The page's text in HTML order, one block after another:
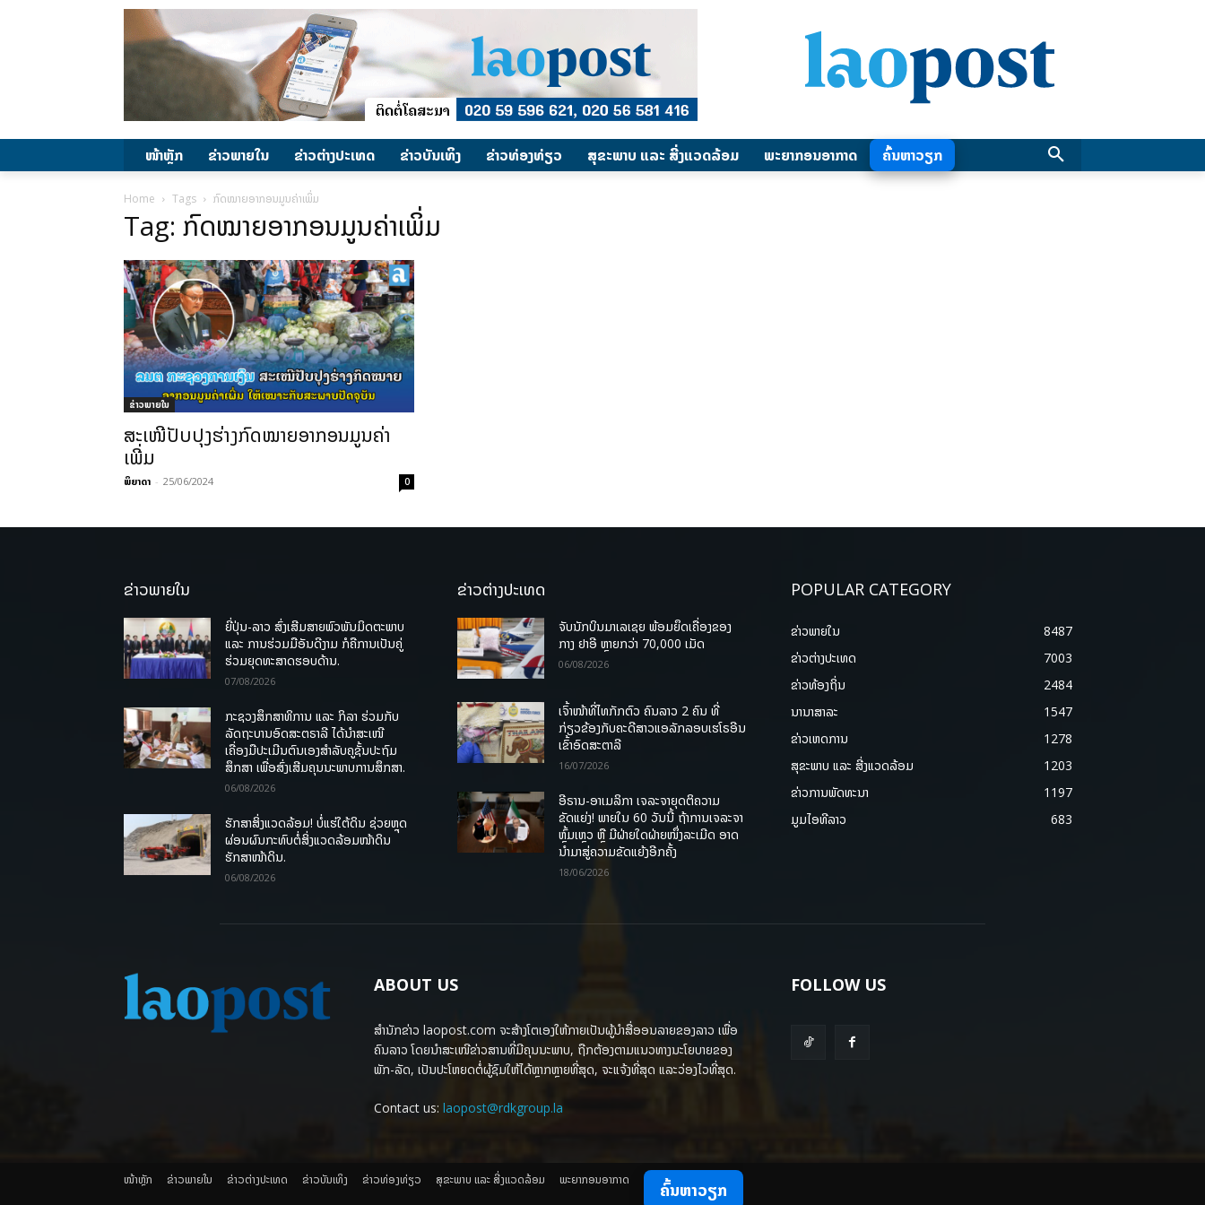
ໜ້າຫຼັກ ຂ່າວພາຍ​ໃນ ຂ່າວຕ່າງປະເທດ ​ຂ່າວບັນເທິງ ​ຂ່າວທ່ອງທ່ຽວ ສຸຂະພາບ ແລະ ສີ່ງແວດລ້ອມ ພະຍາກອນອາກາດ ຄົ້ນຫາວຽກ
Home Tags ກົດໝາຍອາກອນມູນຄ່າເພິ່ມ
Tag: ກົດໝາຍອາກອນມູນຄ່າເພິ່ມ
ຂ່າວພາຍ​ໃນ
ສະເໜີປັບປຸງຮ່າງກົດໝາຍອາກອນມູນຄ່າ
ເພີ່ມ
ພິຍາດາ - 25/06/2024 0
ຂ່າວພາຍໃນ
ຍີ່ປຸ່ນ-ລາວ ສົ່ງເສີມສາຍພົວພັນມິດຕະພາບ
ແລະ ການຮ່ວມມືອັນດີງາມ ກໍຄືການເປັນຄູ່
ຮ່ວມຍຸດທະສາດຮອບດ້ານ.
07/08/2026
ກະຊວງສຶກສາທິການ ແລະ ກິລາ ຮ່ວມກັບ
ລັດຖະບານອົດສະຕຣາລີ ໄດ້ນຳສະເໜີ
ເຄື່ອງມືປະເມີນຕົນເອງສຳລັບຄູຊັ້ນປະຖົມ
ສຶກສາ ເພື່ອສົ່ງເສີມຄຸນນະພາບການສຶກສາ.
06/08/2026
ຮັກສາສິ່ງແວດລ້ອມ! ບໍ່ແຮ່ໃຕ້ດິນ ຊ່ວຍຫຼຸດ
ຜ່ອນຜົນກະທົບຕໍ່ສິ່ງແວດລ້ອມໜ້າດິນ
ຮັກສາໜ້າດິນ.
06/08/2026
ຂ່າວຕ່າງປະເທດ
ຈັບນັກບິນມາເລເຊຍ ພ້ອມຍຶດເຄື່ອງຂອງ
ກາງ ຢາອີ ຫຼາຍກວ່າ 70,000 ເມັດ
06/08/2026
ເຈົ້າໜ້າທີ່ໄທກັກຕົວ ຄົນລາວ 2 ຄົນ ທີ່
ກ່ຽວຂ້ອງກັບຄະດີສາວແອລັກລອບເຮໂຣອີນ
ເຂົ້າອົດສະຕາລີ
16/07/2026
ອີຣານ-ອາເມລິກາ ເຈລະຈາຍຸດຕິຄວາມ
ຂັດແຍ່ງ! ພາຍໃນ 60 ວັນນີ້ ຖ້າການເຈລະຈາ
ຫຼົ້ມເຫຼວ ຫຼື ມີຝ່າຍໃດຝ່າຍໜຶ່ງລະເມີດ ອາດ
ນໍາມາສູ່ຄວາມຂັດແຍ້ງອີກຄັ້ງ
18/06/2026
POPULAR CATEGORY
ຂ່າວພາຍ​ໃນ
8487
ຂ່າວຕ່າງປະເທດ
7003
ຂ່າວທ້ອງຖິ່ນ
2484
ນານາສາລະ
1547
ຂ່າວເຫດການ
1278
ສຸຂະພາບ ແລະ ສີ່ງແວດລ້ອມ
1203
ຂ່າວການພັດທະນາ
1197
ມູມໄອທີລາວ
683
ABOUT US
ສຳນັກຂ່າວ laopost.com ຈະສ້າງໂຕເອງໃຫ້ກາຍເປັນຜູ້ນຳສື່ອອນລາຍຂອງລາວ ເພື່ອ
ຄົນລາວ ໂດຍນຳສະເໜີຂ່າວສານທີ່ມີຄຸນນະພາບ, ຖືກຕ້ອງຕາມແນວທາງນະໂຍບາຍຂອງ
ພັກ-ລັດ, ເປັນປະໂຫຍດຕໍ່ຜູ້ຊົມໃຫ້ໄດ້ຫຼາກຫຼາຍທີ່ສຸດ, ຈະແຈ້ງທີ່ສຸດ ແລະວ່ອງໄວທີ່ສຸດ.
Contact us: laopost@rdkgroup.la
FOLLOW US
ໜ້າຫຼັກ ຂ່າວພາຍ​ໃນ ຂ່າວຕ່າງປະເທດ ​ຂ່າວບັນເທິງ ​ຂ່າວທ່ອງທ່ຽວ ສຸຂະພາບ ແລະ ສີ່ງແວດລ້ອມ ພະຍາກອນອາກາດ ຄົ້ນຫາວຽກ